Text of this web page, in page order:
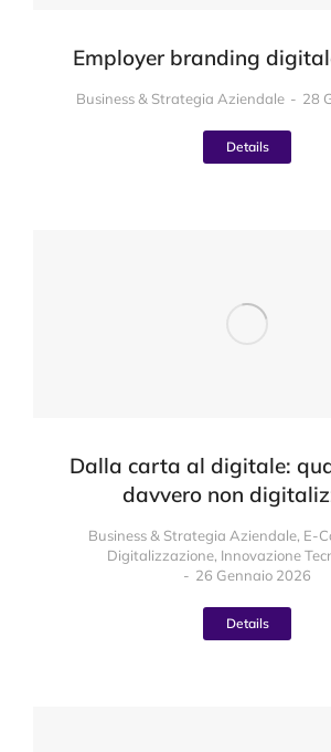
Employer branding
Business & Strategia Aziendale 28
Details
Dalla carta al digitale:
davvero non
Business & Strategia Aziendale, E-
Digitalizzazione, Innovazione
26 Gennaio 2026
Details